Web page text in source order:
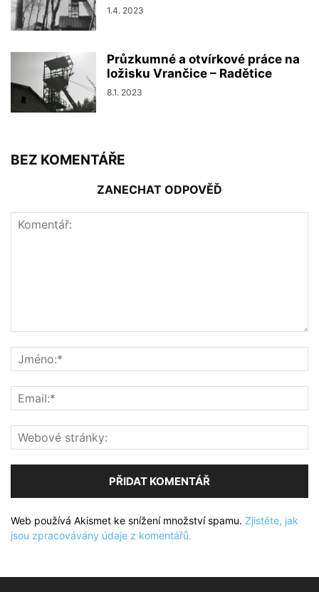
1.4. 2023
Průzkumné a otvírkové práce na
ložisku Vrančice – Radětice
8.1. 2023
BEZ KOMENTÁŘE
ZANECHAT ODPOVĚĎ
Web používá Akismet ke snížení množství spamu. Zjistěte, jak
jsou zpracovávány údaje z komentářů.